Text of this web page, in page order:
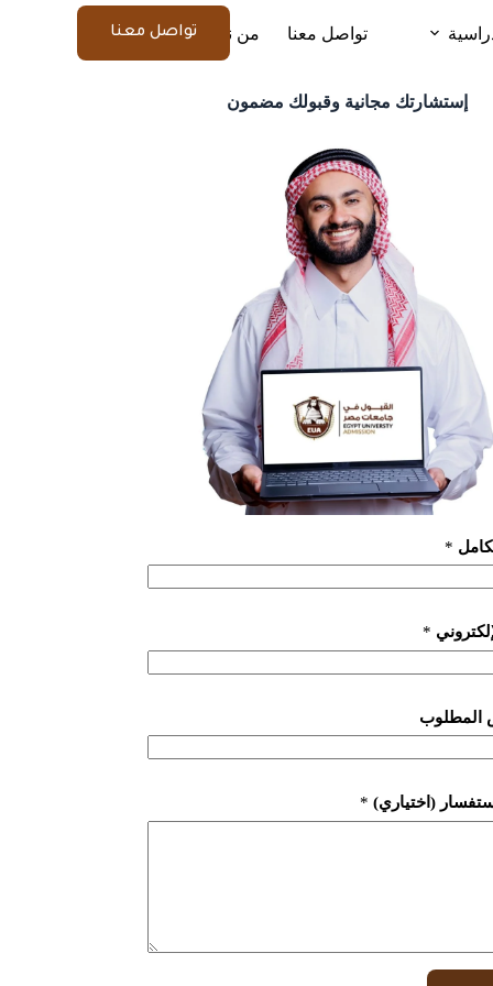
تواصل معنا من نحن المزيد
تواصل معنا
إستشارتك مجانية وقبولك مضمون
*
*
المطلوب
(اختياري) *